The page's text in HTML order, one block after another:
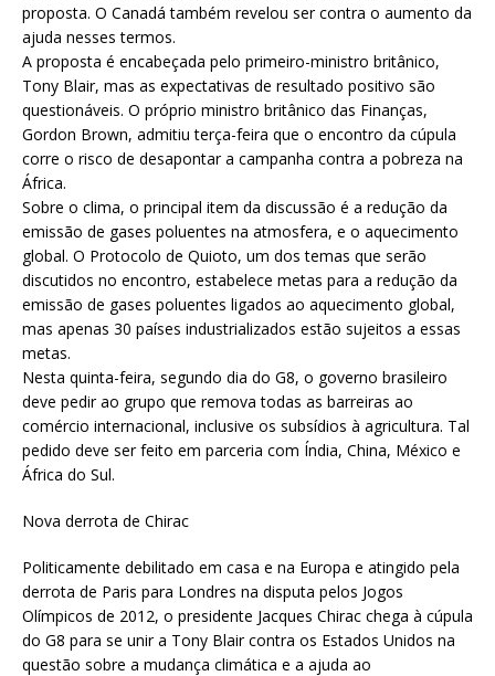
proposta. O Canadá também revelou ser contra o aumento da
ajuda nesses termos.
A proposta é encabeçada pelo primeiro-ministro britânico,
Tony Blair, mas as expectativas de resultado positivo são
questionáveis. O próprio ministro britânico das Finanças,
Gordon Brown, admitiu terça-feira que o encontro da cúpula
corre o risco de desapontar a campanha contra a pobreza na
África.
Sobre o clima, o principal item da discussão é a redução da
emissão de gases poluentes na atmosfera, e o aquecimento
global. O Protocolo de Quioto, um dos temas que serão
discutidos no encontro, estabelece metas para a redução da
emissão de gases poluentes ligados ao aquecimento global,
mas apenas 30 países industrializados estão sujeitos a essas
metas.
Nesta quinta-feira, segundo dia do G8, o governo brasileiro
deve pedir ao grupo que remova todas as barreiras ao
comércio internacional, inclusive os subsídios à agricultura. Tal
pedido deve ser feito em parceria com Índia, China, México e
África do Sul.
Nova derrota de Chirac
Politicamente debilitado em casa e na Europa e atingido pela
derrota de Paris para Londres na disputa pelos Jogos
Olímpicos de 2012, o presidente Jacques Chirac chega à cúpula
do G8 para se unir a Tony Blair contra os Estados Unidos na
questão sobre a mudança climática e a ajuda ao